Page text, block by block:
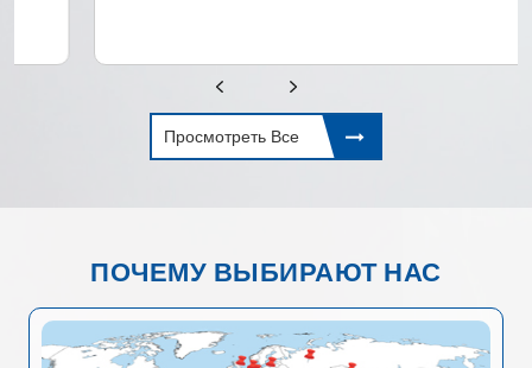
Просмотреть Все
ПОЧЕМУ ВЫБИРАЮТ НАС